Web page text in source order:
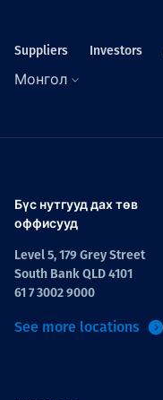
Suppliers Investors
Монгол
Бүс нутгууд дах төв
оффисууд
Level 5, 179 Grey Street
South Bank QLD 4101
61 7 3002 9000
See more locations